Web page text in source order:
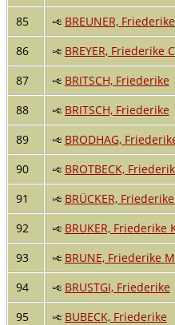
85
BREUNER,
86
BREYER, Friederike
87
BRITSCH, Friederike
88
BRITSCH, Friederike
89
BRODHAG,
90
BROTBECK,
91
BRÜCKER,
92
BRUKER, Friederike
93
BRUNE, Friederike
94
BRUSTGI, Friederike
95
BUBECK, Friederike